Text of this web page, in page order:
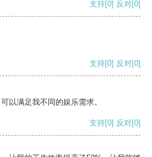
支持[0] 反对[0]
支持[0] 反对[0]
以满足我不同的娱乐需求。
支持[0] 反对[0]